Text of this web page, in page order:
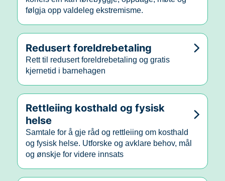
følgja opp valdeleg ekstremisme.
Redusert foreldrebetaling
Rett til redusert foreldrebetaling og gratis
kjernetid i barnehagen
Rettleiing kosthald og fysisk
helse
Samtale for å gje råd og rettleiing om kosthald
og fysisk helse. Utforske og avklare behov, mål
og ønskje for videre innsats